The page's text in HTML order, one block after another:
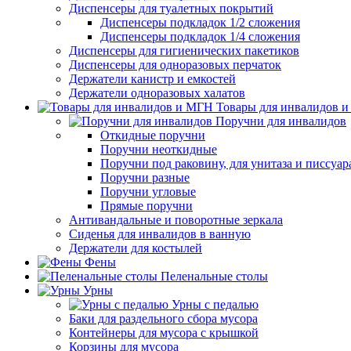
Диспенсеры для туалетных покрытий
Диспенсеры подкладок 1/2 сложения
Диспенсеры подкладок 1/4 сложения
Диспенсеры для гигиенических пакетиков
Диспенсеры для одноразовых перчаток
Держатели канистр и емкостей
Держатели одноразовых халатов
Товары для инвалидов
Поручни для инвалидов
Откидные поручни
Поручни неоткидные
Поручни под раковину, для унитаза и
Поручни разные
Поручни угловые
Прямые поручни
Антивандальные и поворотные зеркала
Сиденья для инвалидов в ванную
Держатели для костылей
Фены
Пеленальные столы
Урны
Урны с педалью
Баки для раздельного сбора мусора
Контейнеры для мусора с крышкой
Корзины для мусора